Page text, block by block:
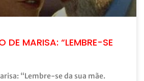
DE MARISA: “LEMBRE-SE
“Lembre-se da sua mãe.